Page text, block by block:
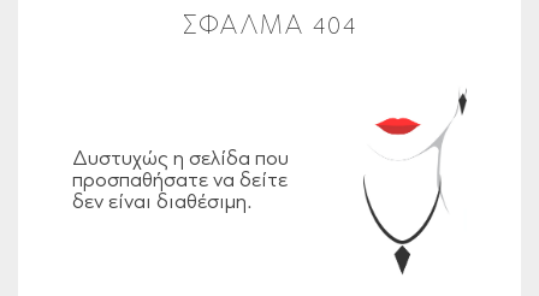
ΣΦΑΛΜΑ 404
Δυστυχώς η σελίδα που
προσπαθήσατε να δείτε
δεν είναι διαθέσιμη.